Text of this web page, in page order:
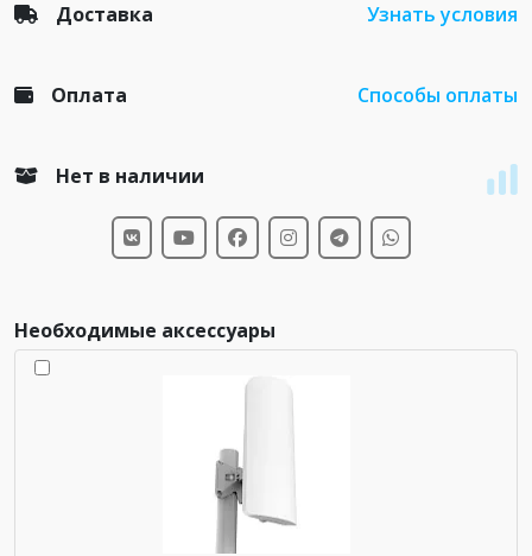
Доставка Узнать условия
Оплата Способы оплаты
Нет в наличии
Необходимые аксессуары